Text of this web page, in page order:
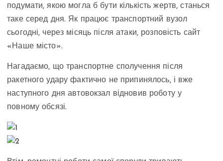
подумати, якою могла б бути кількість жертв, станься
таке серед дня. Як працює транспортний вузол
сьогодні, через місяць після атаки, розповість сайт
«Наше місто».
Нагадаємо, що транспортне сполучення після
ракетного удару фактично не припинялось, і вже
наступного дня автовокзал відновив роботу у
повному обсязі.